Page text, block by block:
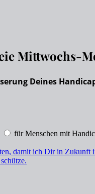
Mittwochs-
Deines
für Menschen mit
damit ich Dir in